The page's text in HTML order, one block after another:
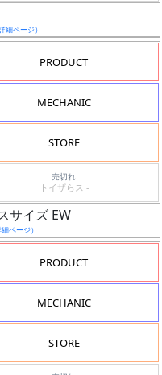
細ページ）
PRODUCT
MECHANIC
STORE
売切れ
トイザらス -
サイズ EW
細ページ）
PRODUCT
MECHANIC
STORE